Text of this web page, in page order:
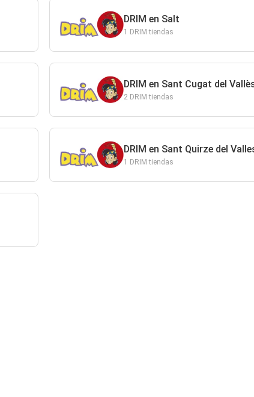
DRIM en Salt
1 DRIM tiendas
DRIM en Sant Cugat del
2 DRIM tiendas
DRIM en Sant Quirze del
1 DRIM tiendas